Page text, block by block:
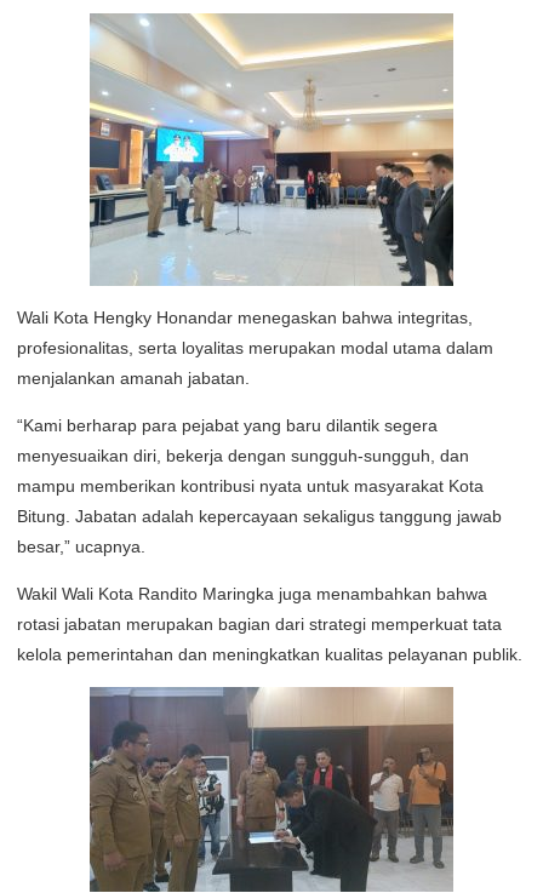
Wali Kota Hengky Honandar menegaskan bahwa integritas,
profesionalitas, serta loyalitas merupakan modal utama dalam
menjalankan amanah jabatan.
“Kami berharap para pejabat yang baru dilantik segera
menyesuaikan diri, bekerja dengan sungguh-sungguh, dan
mampu memberikan kontribusi nyata untuk masyarakat Kota
Bitung. Jabatan adalah kepercayaan sekaligus tanggung jawab
besar,” ucapnya.
Wakil Wali Kota Randito Maringka juga menambahkan bahwa
rotasi jabatan merupakan bagian dari strategi memperkuat tata
kelola pemerintahan dan meningkatkan kualitas pelayanan publik.